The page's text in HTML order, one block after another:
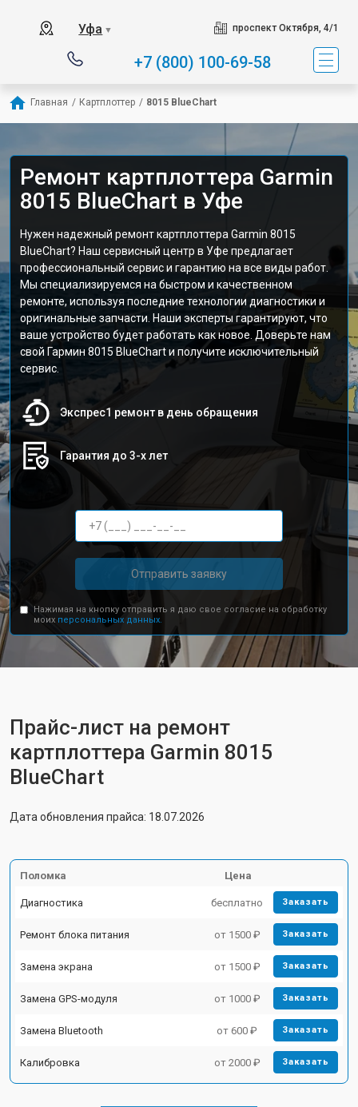
Уфа ▼ проспект Октября, 4/1
+7 (800) 100-69-58
Главная / Картплоттер / 8015 BlueChart
Ремонт картплоттера Garmin
8015 BlueChart в Уфе
Нужен надежный ремонт картплоттера Garmin 8015
BlueChart? Наш сервисный центр в Уфе предлагает
профессиональный сервис и гарантию на все виды работ.
Мы специализируемся на быстром и качественном
ремонте, используя последние технологии диагностики и
оригинальные запчасти. Наши эксперты гарантируют, что
ваше устройство будет работать как новое. Доверьте нам
свой Гармин 8015 BlueChart и получите исключительный
сервис.
Экспрес1 ремонт в день обращения
Гарантия до 3-х лет
Отправить заявку
Нажимая на кнопку отправить я даю свое согласие на обработку
моих персональных данных.
Прайс-лист на ремонт
картплоттера Garmin 8015
BlueChart
Дата обновления прайса: 18.07.2026
Поломка Цена
Диагностика бесплатно Заказать
Ремонт блока питания от 1500 ₽ Заказать
Замена экрана от 1500 ₽ Заказать
Замена GPS-модуля от 1000 ₽ Заказать
Замена Bluetooth от 600 ₽ Заказать
Калибровка от 2000 ₽ Заказать